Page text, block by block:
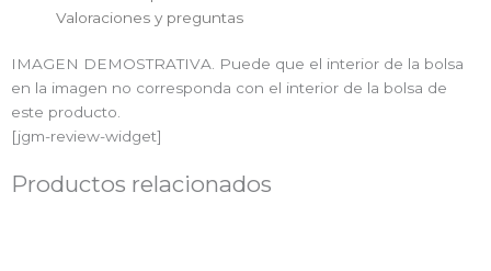
Valoraciones y preguntas
IMAGEN DEMOSTRATIVA. Puede que el interior de la bolsa
en la imagen no corresponda con el interior de la bolsa de
este producto.
[jgm-review-widget]
Productos relacionados